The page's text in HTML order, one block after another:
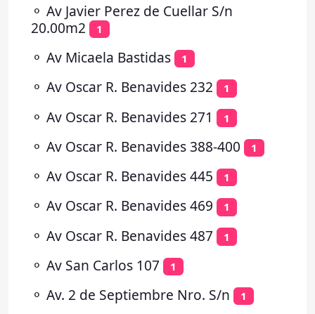
⚬ Av Javier Perez de Cuellar S/n
20.00m2
1
⚬ Av Micaela Bastidas 1
⚬ Av Oscar R. Benavides 232 1
⚬ Av Oscar R. Benavides 271 1
⚬ Av Oscar R. Benavides 388-400 1
⚬ Av Oscar R. Benavides 445 1
⚬ Av Oscar R. Benavides 469 1
⚬ Av Oscar R. Benavides 487 1
⚬ Av San Carlos 107 1
⚬ Av. 2 de Septiembre Nro. S/n 1